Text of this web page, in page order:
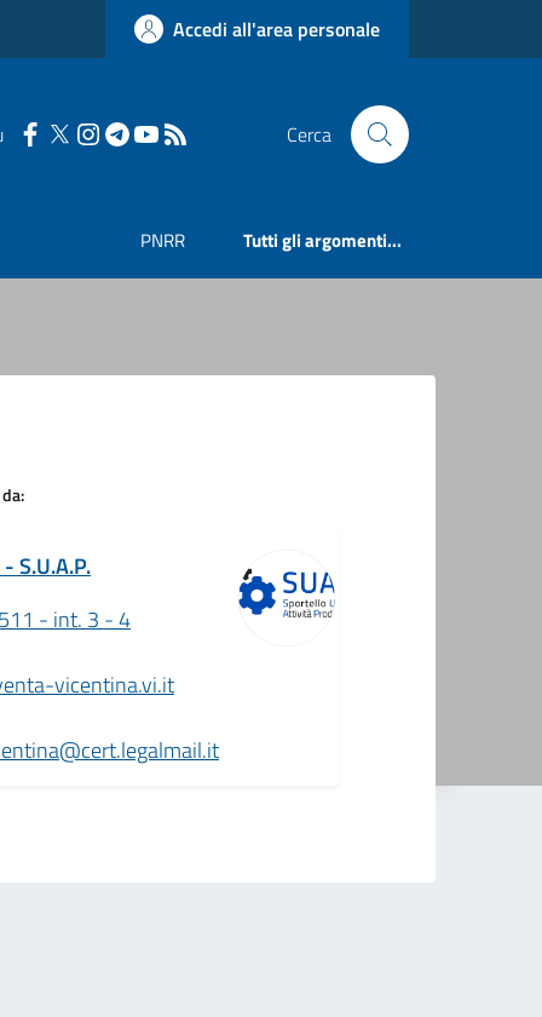
Accedi all'area personale
Cerca
PNRR Tutti gli argomenti...
S.U.A.P.
- int. 3 - 4
vicentina.vi.it